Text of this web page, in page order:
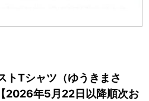
トTシャツ（ゆうきまさ
2026年5月22日以降順次お